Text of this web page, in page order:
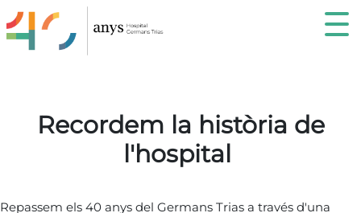
recordemHospital
Recordem la història de
l'hospital
Repassem els 40 anys del Germans Trias a través d'una